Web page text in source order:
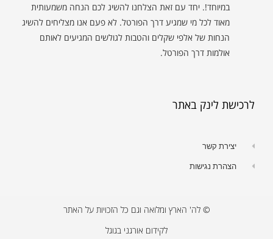
במיוחד!. יחד עם זאת הצלחנו להשיג לכם הנחה משמעותית
מאוד לכל מי שמגיע דרך הפורטל. לא פעם אנו מצליחים להשיג
הנחות של אלפי שקלים והטבות לגולשים המגיעים לאותם
אולמות דרך הפורטל.
לרכישת לינק באתר
יצירת קשר
הצהרת נגישות
© לה' הארץ ומלואה וגם כל הזכויות על האתר
לקידום אורגני בגוגל